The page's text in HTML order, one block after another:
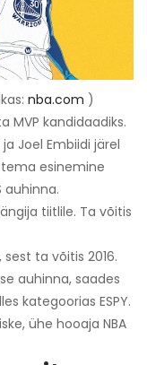
nba.com )
MVP kandidaadiks.
Joel Embiidi järel
esinemine
auhinna.
tiitlile. Ta võitis
sest ta võitis 2016.
auhinna, saades
kategoorias ESPY.
ühe hooaja NBA